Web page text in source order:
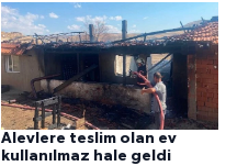
Alevlere teslim olan ev
kullanılmaz hale geldi